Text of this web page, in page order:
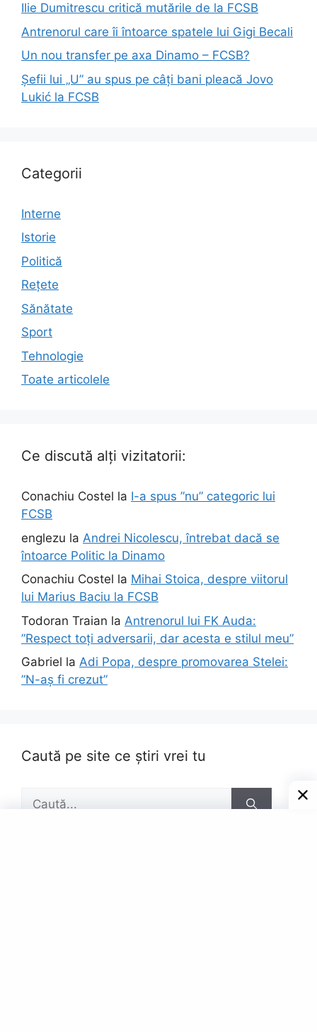
Ilie Dumitrescu critică mutările de la FCSB
Antrenorul care îi întoarce spatele lui Gigi Becali
Un nou transfer pe axa Dinamo – FCSB?
Șefii lui „U” au spus pe câți bani pleacă Jovo
Lukić la FCSB
Categorii
Interne
Istorie
Politică
Rețete
Sănătate
Sport
Tehnologie
Toate articolele
Ce discută alți vizitatorii:
Conachiu Costel la I-a spus ”nu” categoric lui
FCSB
englezu la Andrei Nicolescu, întrebat dacă se
întoarce Politic la Dinamo
Conachiu Costel la Mihai Stoica, despre viitorul
lui Marius Baciu la FCSB
Todoran Traian la Antrenorul lui FK Auda:
”Respect toți adversarii, dar acesta e stilul meu”
Gabriel la Adi Popa, despre promovarea Stelei:
”N-aș fi crezut”
Caută pe site ce știri vrei tu
Caută
după: